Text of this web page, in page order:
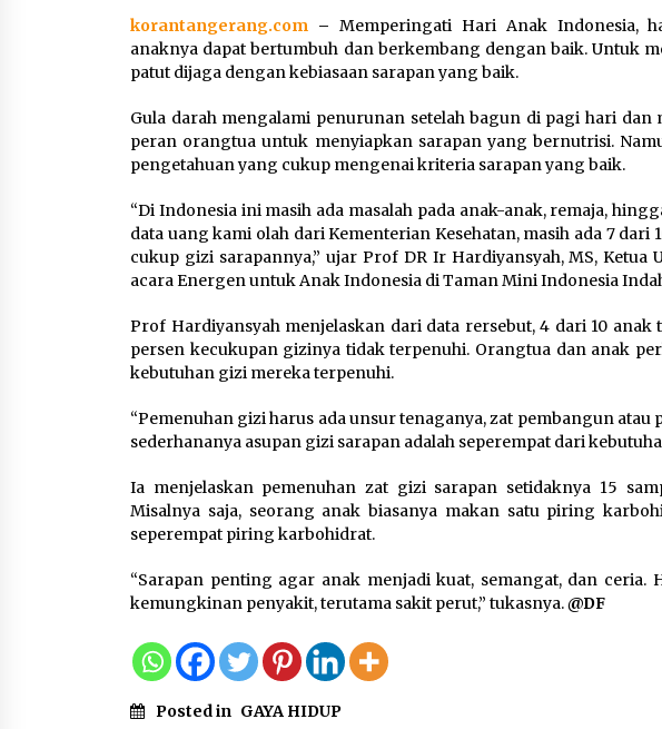
sebagai Destinasi Wisata
Bahari Berkelas Dunia
8 Agustus 2026
Perawatan PCOS yang Efektif
untuk Menjaga Kesuburan
korantangerang.com – Memperingati Hari Anak Indonesia,
anaknya dapat bertumbuh dan berkembang dengan baik. Untuk
patut dijaga dengan kebiasaan sarapan yang baik.
Gula darah mengalami penurunan setelah bagun di pagi hari dan
peran orangtua untuk menyiapkan sarapan yang bernutrisi.
pengetahuan yang cukup mengenai kriteria sarapan yang baik.
“Di Indonesia ini masih ada masalah pada anak-anak, remaja,
data uang kami olah dari Kementerian Kesehatan, masih ada 7 dari
cukup gizi sarapannya,” ujar Prof DR Ir Hardiyansyah, MS, Ketua
acara Energen untuk Anak Indonesia di Taman Mini Indonesia
Prof Hardiyansyah menjelaskan dari data rersebut, 4 dari 10 anak
persen kecukupan gizinya tidak terpenuhi. Orangtua dan anak
kebutuhan gizi mereka terpenuhi.
“Pemenuhan gizi harus ada unsur tenaganya, zat pembangun
sederhananya asupan gizi sarapan adalah seperempat dari
Ia menjelaskan pemenuhan zat gizi sarapan setidaknya 15
Misalnya saja, seorang anak biasanya makan satu piring
seperempat piring karbohidrat.
“Sarapan penting agar anak menjadi kuat, semangat, dan
kemungkinan penyakit, terutama sakit perut,” tukasnya.@DF
Posted in GAYA HIDUP